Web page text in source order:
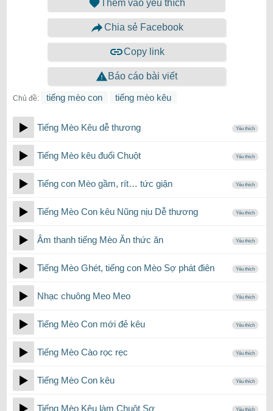
Thêm vào yêu thích
Chia sẻ Facebook
Copy link
Báo cáo bài viết
Chủ đề: tiếng mèo con tiếng mèo kêu
Tiếng Mèo Kêu dễ thương Yêu thích
Tiếng Mèo kêu đuổi Chuột Yêu thích
Tiếng con Mèo gầm, rít… tức giận Yêu thích
Tiếng Mèo Con kêu Nũng nịu Dễ thương Yêu thích
Âm thanh tiếng Mèo Ăn thức ăn Yêu thích
Tiếng Mèo Ghét, tiếng con Mèo Sợ phát điên Yêu thích
Nhạc chuông Meo Meo Yêu thích
Tiếng Mèo Con mới đẻ kêu Yêu thích
Tiếng Mèo Cào rọc rẹc Yêu thích
Tiếng Mèo Con kêu Yêu thích
Tiếng Mèo Kêu làm Chuột Sợ Yêu thích